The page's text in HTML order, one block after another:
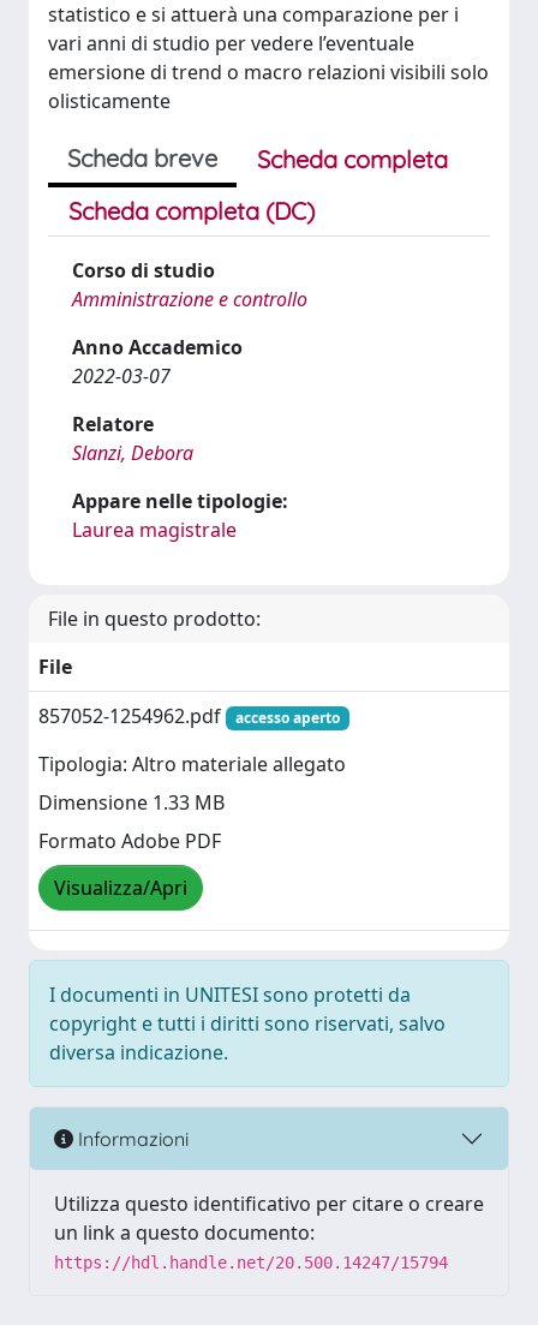
statistico e si attuerà una comparazione per i
vari anni di studio per vedere l’eventuale
emersione di trend o macro relazioni visibili solo
olisticamente
Scheda breve
Scheda completa
Scheda completa (DC)
Corso di studio
Amministrazione e controllo
Anno Accademico
2022-03-07
Relatore
Slanzi, Debora
Appare nelle tipologie:
Laurea magistrale
File in questo prodotto:
File
857052-1254962.pdf
accesso aperto
Tipologia: Altro materiale allegato
Dimensione 1.33 MB
Formato Adobe PDF
Visualizza/Apri
I documenti in UNITESI sono protetti da
copyright e tutti i diritti sono riservati, salvo
diversa indicazione.
Informazioni
Utilizza questo identificativo per citare o creare
un link a questo documento:
https://hdl.handle.net/20.500.14247/15794